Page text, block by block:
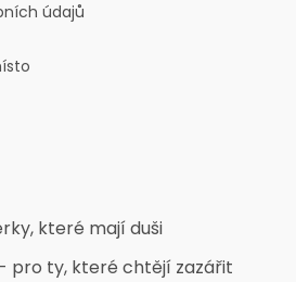
údajů
které mají duši
pro ty, které chtějí zazářit